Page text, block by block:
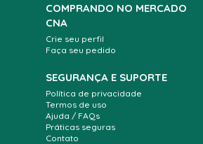
COMPRANDO NO MERCADO
CNA
Crie seu perfil
Faça seu pedido
SEGURANÇA E SUPORTE
Política de privacidade
Termos de uso
Ajuda / FAQs
Práticas seguras
Contato